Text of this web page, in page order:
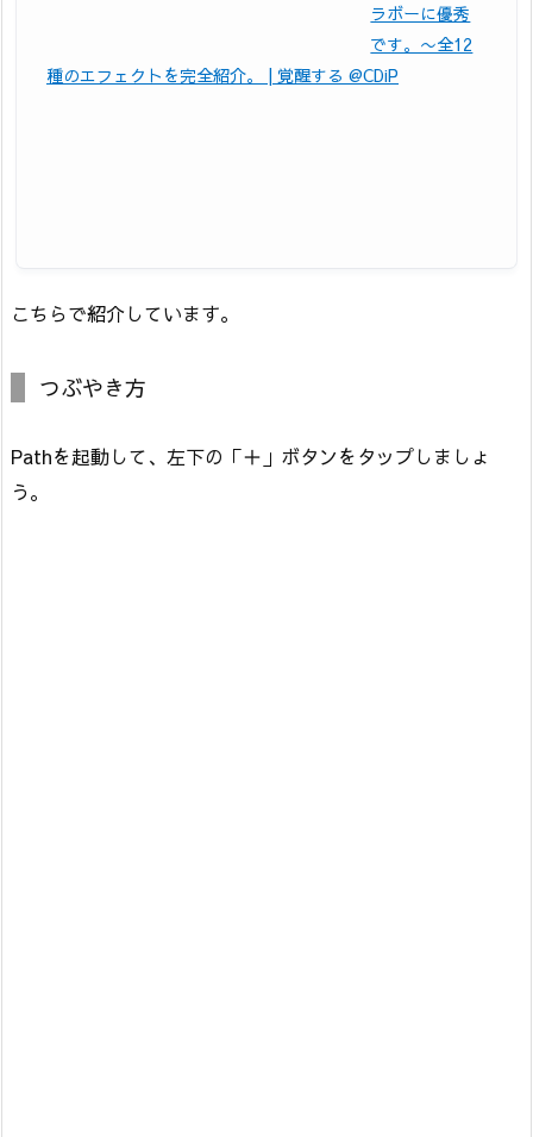
ラボーに優秀
です。〜全12
種のエフェクトを完全紹介。 | 覚醒する @CDiP
こちらで紹介しています。
つぶやき方
Pathを起動して、左下の「＋」ボタンをタップしましょ
う。